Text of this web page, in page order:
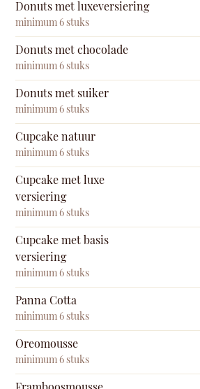
Donuts met luxeversiering
minimum 6 stuks
Donuts met chocolade
minimum 6 stuks
Donuts met suiker
minimum 6 stuks
Cupcake natuur
minimum 6 stuks
Cupcake met luxe
versiering
minimum 6 stuks
Cupcake met basis
versiering
minimum 6 stuks
Panna Cotta
minimum 6 stuks
Oreomousse
minimum 6 stuks